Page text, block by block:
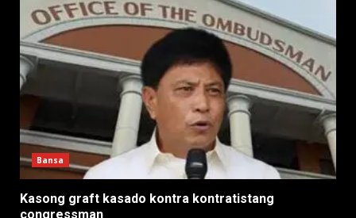
Bansa
Kasong graft kasado kontra kontratistang
congressman